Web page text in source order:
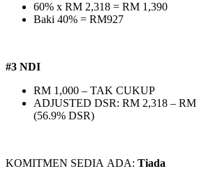
60% x RM 2,318 = RM 1,390
Baki 40% = RM927
#3 NDI
RM 1,000 – TAK CUKUP
ADJUSTED DSR: RM 2,318 – RM
(56.9% DSR)
KOMITMEN SEDIA ADA: Tiada